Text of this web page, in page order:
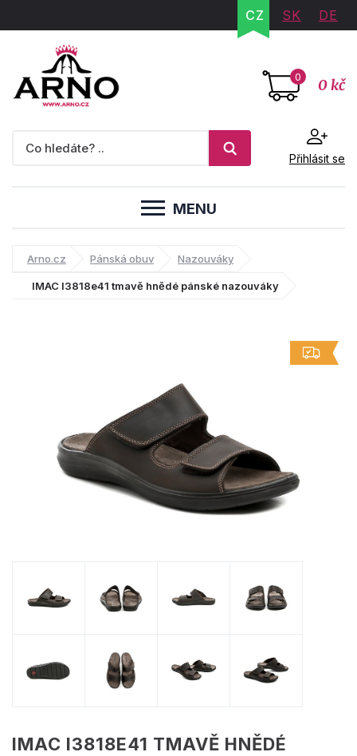
CZ SK DE
0 0 kč
Přihlásit se
MENU
Arno.cz Pánská obuv Nazouváky
IMAC I3818e41 tmavě hnědé pánské nazouváky
IMAC I3818E41 TMAVĚ HNĚDÉ